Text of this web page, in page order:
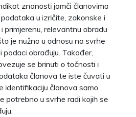
znanosti jamči članovima
u izričite, zakonske i
primjerenu, relevantnu obradu
je nužno u odnosu na svrhe
podaci obrađuju. Također,
se brinuti o točnosti i
članova te iste čuvati u
identifikaciju članova samo
potrebno u svrhe radi kojih se